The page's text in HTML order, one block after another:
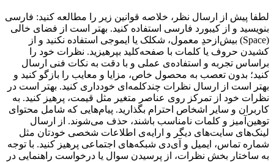
لطفا پیش از ارسال نظر، خلاصه قوانین زیر را مطالعه کنید: فارسی
بنویسید و از کیبورد فارسی استفاده کنید. بهتر است از فضای خالی
(Space) بیش‌از‌حدِ معمول، شکلک یا ایموجی استفاده نکنید و از
کشیدن حروف یا کلمات با صفحه‌کلید بپرهیزید. نظرات خود را
براساس تجربه و استفاده‌ی عملی و با دقت به نکات فنی ارسال
کنید؛ بدون تعصب به محصول خاص، مزایا و معایب را بازگو کنید و
بهتر است از ارسال نظرات چندکلمه‌‌ای خودداری کنید. بهتر است در
نظرات خود از تمرکز روی عناصر متغیر مثل قیمت، پرهیز کنید. به
کاربران و سایر اشخاص احترام بگذارید. پیام‌هایی که شامل محتوای
توهین‌آمیز و کلمات نامناسب باشند، حذف می‌شوند. از ارسال
لینک‌های سایت‌های دیگر و ارایه‌ی اطلاعات شخصی خودتان مثل
شماره تماس، ایمیل و آی‌دی شبکه‌های اجتماعی پرهیز کنید. با توجه
به ساختار بخش نظرات، از پرسیدن سوال یا درخواست راهنمایی در